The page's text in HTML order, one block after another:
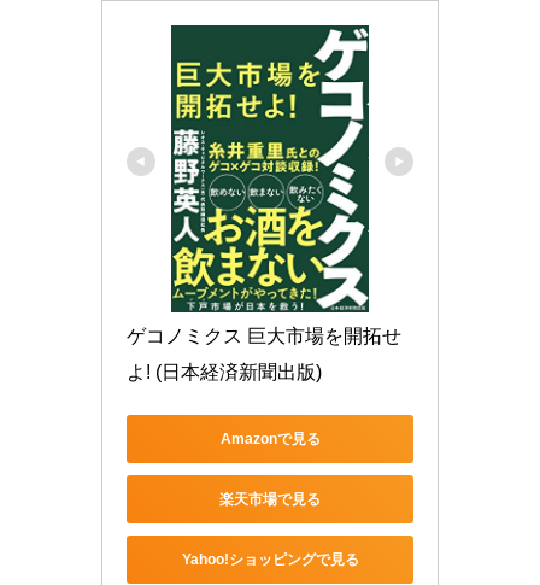
ゲコノミクス 巨大市場を開拓せ
よ! (日本経済新聞出版)
Amazonで見る
楽天市場で見る
Yahoo!ショッピングで見る